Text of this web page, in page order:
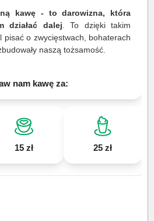
kawę - to darowizna, która
działać dalej . To dzięki takim
pisać o zwycięstwach, bohaterach
naszą tożsamość.
nam kawę za:
15 zł 25 zł